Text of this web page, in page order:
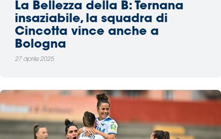
La Bellezza della B: Ternana
insaziabile, la squadra di
Cincotta vince anche a
Bologna
27 aprile 2025